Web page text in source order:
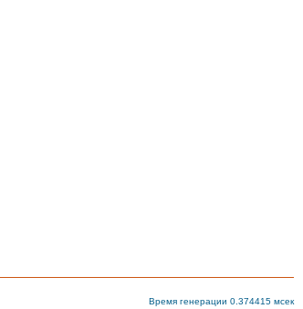
Время генерации 0.374415 мсек